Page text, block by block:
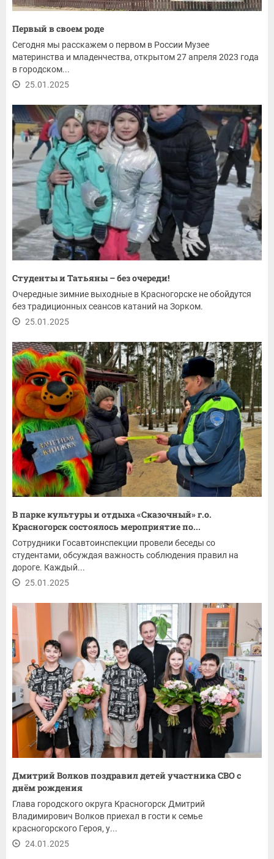
Первый в своем роде
Сегодня мы расскажем о первом в России Музее
материнства и младенчества, открытом 27 апреля 2023 года
в городском...
25.01.2025
Студенты и Татьяны – без очереди!
Очередные зимние выходные в Красногорске не обойдутся
без традиционных сеансов катаний на Зорком.
25.01.2025
В парке культуры и отдыха «Сказочный» г.о.
Красногорск состоялось мероприятие по...
Сотрудники Госавтоинспекции провели беседы со
студентами, обсуждая важность соблюдения правил на
дороге. Каждый...
25.01.2025
Дмитрий Волков поздравил детей участника СВО с
днём рождения
Глава городского округа Красногорск Дмитрий
Владимирович Волков приехал в гости к семье
красногорского Героя, у...
24.01.2025